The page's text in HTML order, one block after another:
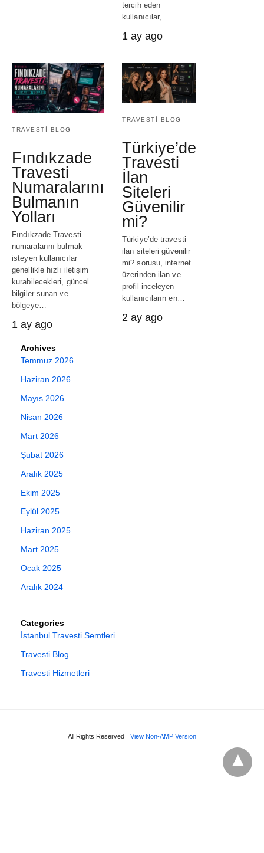
tercih eden
kullanıcılar,…
1 ay ago
TRAVESTI BLOG
Fındıkzade
Travesti
Numaralarını
Bulmanın
Yolları
Fındıkzade Travesti
numaralarını bulmak
isteyen kullanıcılar
genellikle hızlı iletişim
kurabilecekleri, güncel
bilgiler sunan ve
bölgeye…
1 ay ago
TRAVESTI BLOG
Türkiye’de
Travesti
İlan
Siteleri
Güvenilir
mi?
Türkiye’de travesti
ilan siteleri güvenilir
mi? sorusu, internet
üzerinden ilan ve
profil inceleyen
kullanıcıların en…
2 ay ago
Archives
Temmuz 2026
Haziran 2026
Mayıs 2026
Nisan 2026
Mart 2026
Şubat 2026
Aralık 2025
Ekim 2025
Eylül 2025
Haziran 2025
Mart 2025
Ocak 2025
Aralık 2024
Categories
İstanbul Travesti Semtleri
Travesti Blog
Travesti Hizmetleri
All Rights Reserved View Non-AMP Version